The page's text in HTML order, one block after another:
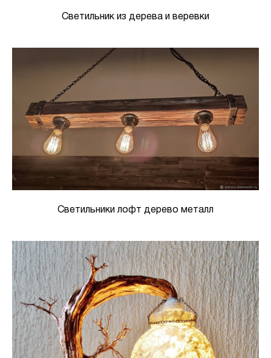
Светильник из дерева и веревки
Светильники лофт дерево металл